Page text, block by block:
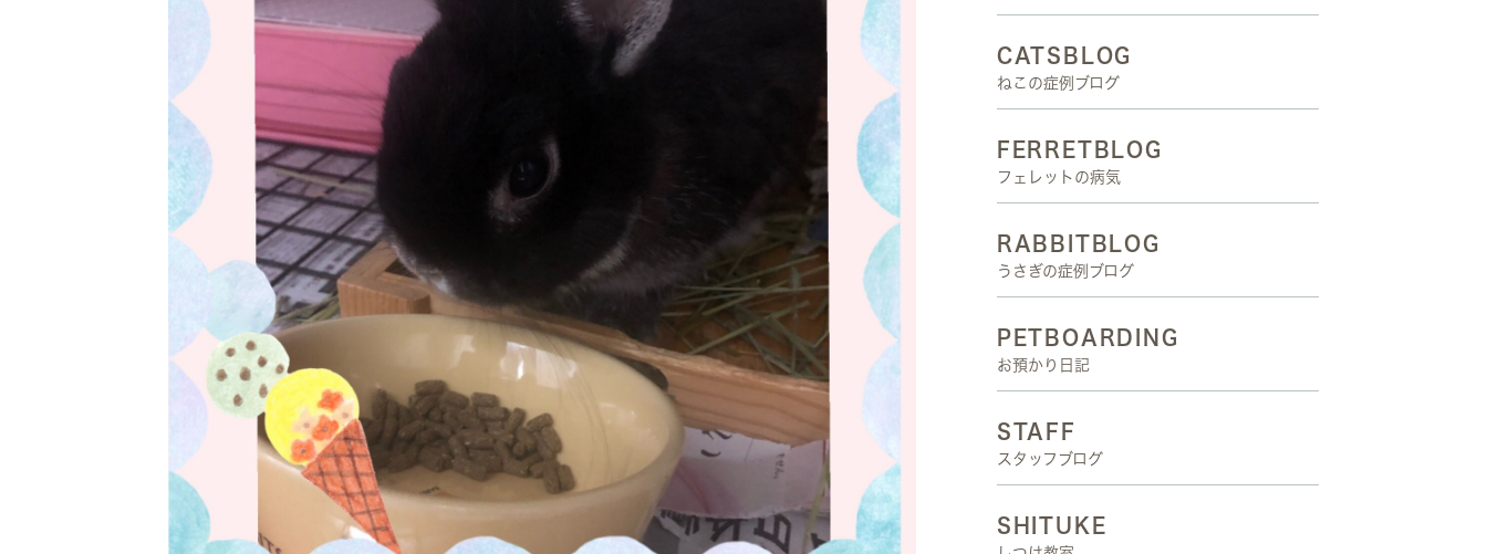
CATSBLOG
ねこの症例ブログ
FERRETBLOG
フェレットの病気
RABBITBLOG
うさぎの症例ブログ
PETBOARDING
お預かり日記
STAFF
スタッフブログ
SHITUKE